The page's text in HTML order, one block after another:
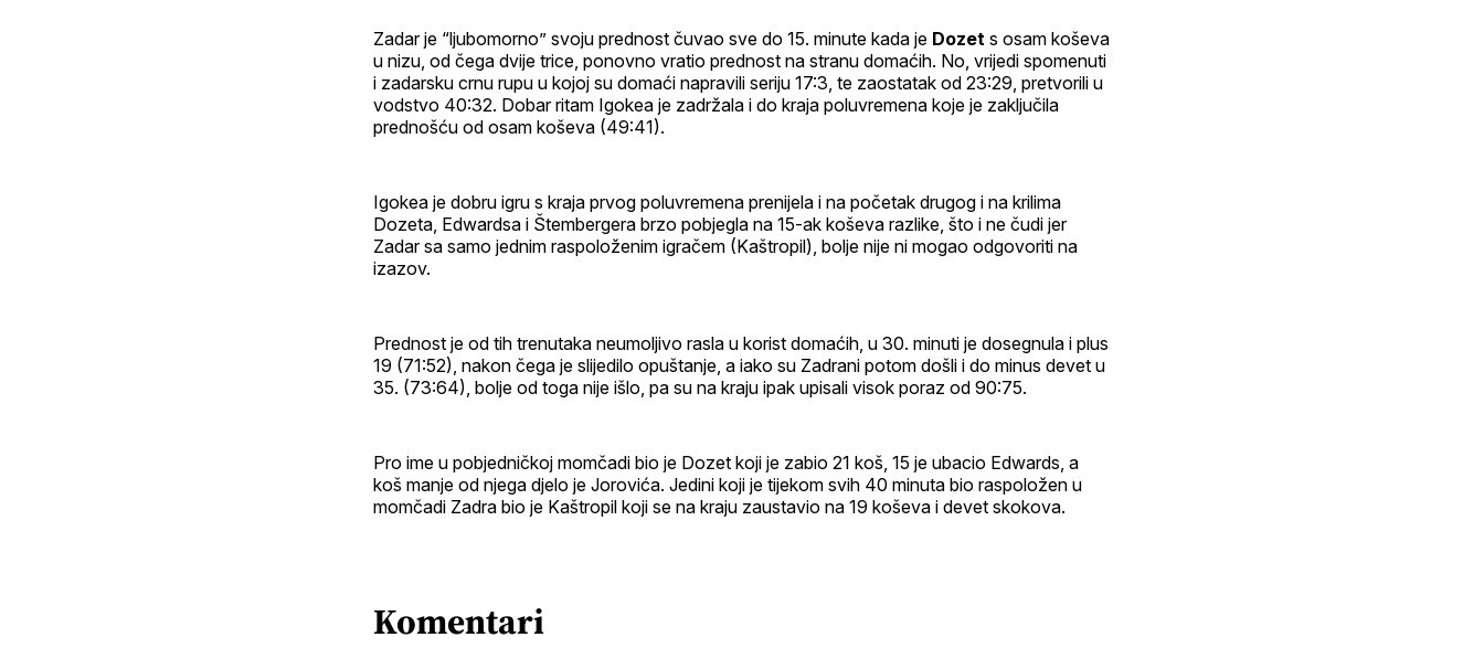
Zadar je “ljubomorno” svoju prednost čuvao sve do 15. minute kada je Dozet s osam koševa
u nizu, od čega dvije trice, ponovno vratio prednost na stranu domaćih. No, vrijedi spomenuti
i zadarsku crnu rupu u kojoj su domaći napravili seriju 17:3, te zaostatak od 23:29, pretvorili u
vodstvo 40:32. Dobar ritam Igokea je zadržala i do kraja poluvremena koje je zaključila
prednošću od osam koševa (49:41).
Igokea je dobru igru s kraja prvog poluvremena prenijela i na početak drugog i na krilima
Dozeta, Edwardsa i Štembergera brzo pobjegla na 15-ak koševa razlike, što i ne čudi jer
Zadar sa samo jednim raspoloženim igračem (Kaštropil), bolje nije ni mogao odgovoriti na
izazov.
Prednost je od tih trenutaka neumoljivo rasla u korist domaćih, u 30. minuti je dosegnula i plus
19 (71:52), nakon čega je slijedilo opuštanje, a iako su Zadrani potom došli i do minus devet u
35. (73:64), bolje od toga nije išlo, pa su na kraju ipak upisali visok poraz od 90:75.
Pro ime u pobjedničkoj momčadi bio je Dozet koji je zabio 21 koš, 15 je ubacio Edwards, a
koš manje od njega djelo je Jorovića. Jedini koji je tijekom svih 40 minuta bio raspoložen u
momčadi Zadra bio je Kaštropil koji se na kraju zaustavio na 19 koševa i devet skokova.
Komentari